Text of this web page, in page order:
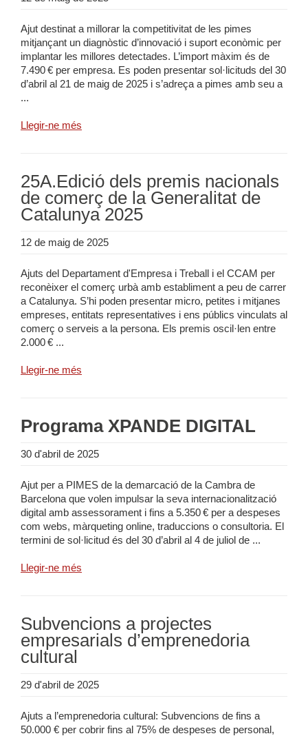
Ajut destinat a millorar la competitivitat de les pimes
mitjançant un diagnòstic d’innovació i suport econòmic per
implantar les millores detectades. L’import màxim és de
7.490 € per empresa. Es poden presentar sol·licituds del 30
d’abril al 21 de maig de 2025 i s’adreça a pimes amb seu a
...
Llegir-ne més
25A.Edició dels premis nacionals
de comerç de la Generalitat de
Catalunya 2025
12 de maig de 2025
Ajuts del Departament d'Empresa i Treball i el CCAM per
reconèixer el comerç urbà amb establiment a peu de carrer
a Catalunya. S’hi poden presentar micro, petites i mitjanes
empreses, entitats representatives i ens públics vinculats al
comerç o serveis a la persona. Els premis oscil·len entre
2.000 € ...
Llegir-ne més
Programa XPANDE DIGITAL
30 d'abril de 2025
Ajut per a PIMES de la demarcació de la Cambra de
Barcelona que volen impulsar la seva internacionalització
digital amb assessorament i fins a 5.350 € per a despeses
com webs, màrqueting online, traduccions o consultoria. El
termini de sol·licitud és del 30 d’abril al 4 de juliol de ...
Llegir-ne més
Subvencions a projectes
empresarials d’emprenedoria
cultural
29 d'abril de 2025
Ajuts a l’emprenedoria cultural: Subvencions de fins a
50.000 € per cobrir fins al 75% de despeses de personal,